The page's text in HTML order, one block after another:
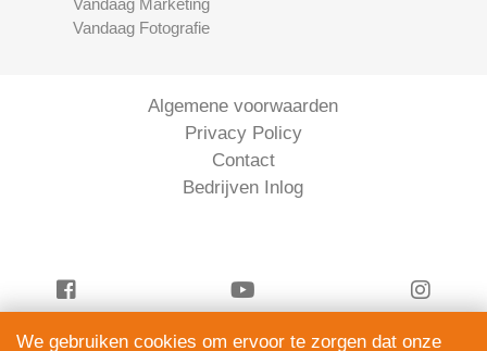
Vandaag Marketing
Vandaag Fotografie
Algemene voorwaarden
Privacy Policy
Contact
Bedrijven Inlog
We gebruiken cookies om ervoor te zorgen dat onze